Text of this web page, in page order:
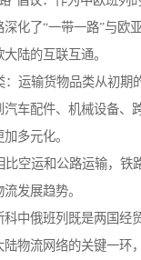
深化了“一带一路”与欧
陆的互联互通。
：运输货物品类从初期
汽车配件、机械设备、
多元化。
比空运和公路运输，铁
发展趋势。
科中俄班列既是两国经
陆物流网络的关键一环